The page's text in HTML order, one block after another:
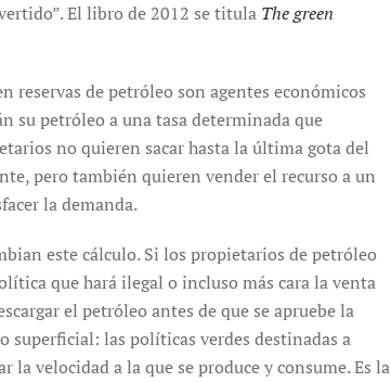
El libro de 2012 se titula The green
reservas de petróleo son agentes económicos
su petróleo a una tasa determinada que
no quieren sacar hasta la última gota del
pero también quieren vender el recurso a un
la demanda.
este cálculo. Si los propietarios de petróleo
que hará ilegal o incluso más cara la venta
el petróleo antes de que se apruebe la
las políticas verdes destinadas a
velocidad a la que se produce y consume. Es la